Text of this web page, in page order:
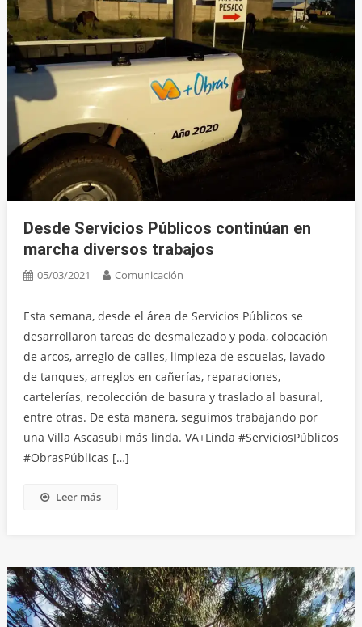
Desde Servicios Públicos continúan en
marcha diversos trabajos
05/03/2021 Comunicación
Esta semana, desde el área de Servicios Públicos se
desarrollaron tareas de desmalezado y poda, colocación
de arcos, arreglo de calles, limpieza de escuelas, lavado
de tanques, arreglos en cañerías, reparaciones,
cartelerías, recolección de basura y traslado al basural,
entre otras. De esta manera, seguimos trabajando por
una Villa Ascasubi más linda. VA+Linda #ServiciosPúblicos
#ObrasPúblicas […]
Leer más